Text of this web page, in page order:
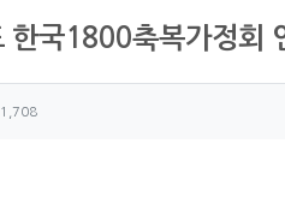
한국1800축복가정회
보조회
보